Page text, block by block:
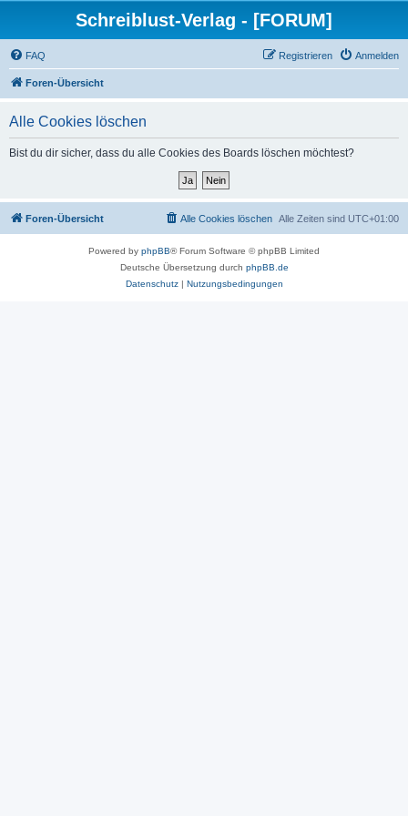
Schreiblust-Verlag - [FORUM]
FAQ Anmelden
Registrieren
Foren-Übersicht
Alle Cookies löschen
Bist du dir sicher, dass du alle Cookies des Boards löschen möchtest?
Foren-Übersicht Alle Zeiten sind UTC+01:00
Alle Cookies löschen
Powered by phpBB® Forum Software © phpBB Limited
Deutsche Übersetzung durch phpBB.de
Datenschutz| Nutzungsbedingungen